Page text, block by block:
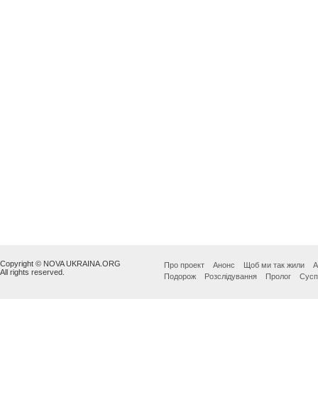
Copyright © NOVA UKRAINA.ORG
All rights reserved.
Про проект Анонс Щоб ми так жили
Подорож
Розслідування Пролог